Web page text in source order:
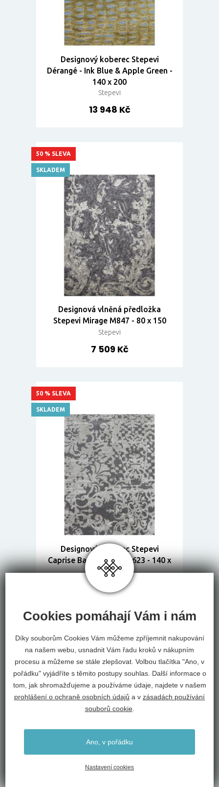
Designový koberec Stepevi
Dérangé - Ink Blue & Apple Green -
140 x 200
Stepevi
13 948 Kč
Designová vlněná předložka
Stepevi Mirage M847 - 80 x 150
Stepevi
7 509 Kč
50 % SLEVA
SKLADEM
Designový koberec Stepevi
Caprise Baroque 140 M623 - 140 x
200
18 007 Kč
50 % SLEVA
SKLADEM
SKLADEM
Cookies pomáhají Vám i nám
Díky souborům Cookies Vám můžeme zpříjemnit nakupování
na našem webu, usnadnit Vám řadu kroků v nákupním
procesu a můžeme se stále zlepšovat. Volbou tlačítka "Ano, v
pořádku" vyjádříte s těmito postupy souhlas. Další informace o
tom, jak shromažďujeme a používáme údaje, najdete v našem
prohlášení o ochraně osobních údajů a v zásadách používání
souborů cookie.
Ano, v pořádku
Nastavení cookies